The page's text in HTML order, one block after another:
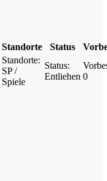
Standorte Status
Standorte:
SP /
Spiele
Status:
Entliehen 0